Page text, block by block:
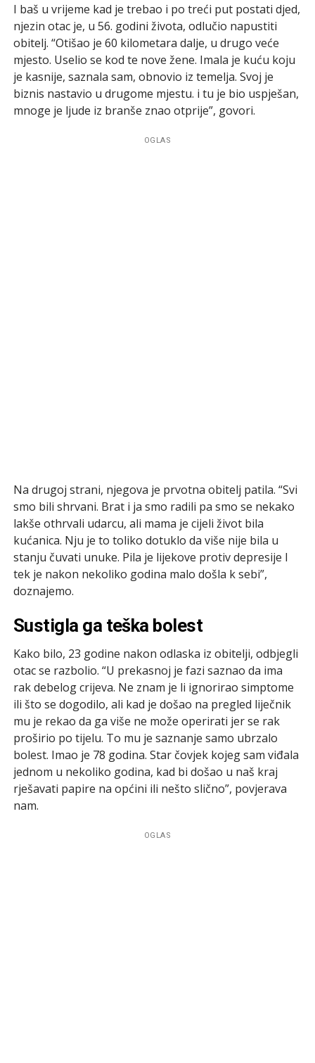
I baš u vrijeme kad je trebao i po treći put postati djed,
njezin otac je, u 56. godini života, odlučio napustiti
obitelj. “Otišao je 60 kilometara dalje, u drugo veće
mjesto. Uselio se kod te nove žene. Imala je kuću koju
je kasnije, saznala sam, obnovio iz temelja. Svoj je
biznis nastavio u drugome mjestu. i tu je bio uspješan,
mnoge je ljude iz branše znao otprije”, govori.
OGLAS
Na drugoj strani, njegova je prvotna obitelj patila. “Svi
smo bili shrvani. Brat i ja smo radili pa smo se nekako
lakše othrvali udarcu, ali mama je cijeli život bila
kućanica. Nju je to toliko dotuklo da više nije bila u
stanju čuvati unuke. Pila je lijekove protiv depresije I
tek je nakon nekoliko godina malo došla k sebi”,
doznajemo.
Sustigla ga teška bolest
Kako bilo, 23 godine nakon odlaska iz obitelji, odbjegli
otac se razbolio. “U prekasnoj je fazi saznao da ima
rak debelog crijeva. Ne znam je li ignorirao simptome
ili što se dogodilo, ali kad je došao na pregled liječnik
mu je rekao da ga više ne može operirati jer se rak
proširio po tijelu. To mu je saznanje samo ubrzalo
bolest. Imao je 78 godina. Star čovjek kojeg sam viđala
jednom u nekoliko godina, kad bi došao u naš kraj
rješavati papire na općini ili nešto slično”, povjerava
nam.
OGLAS